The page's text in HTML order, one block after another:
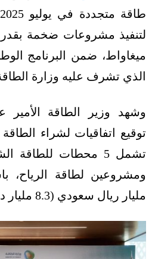
ميغاواط، ضمن البرنامج
الذي تشرف عليه وزارة
وشهد وزير الطاقة الأمير
توقيع اتفاقيات لشراء
تشمل 5 محطات
مليار ريال سعودي (8.3 مليار دولار أميركي).